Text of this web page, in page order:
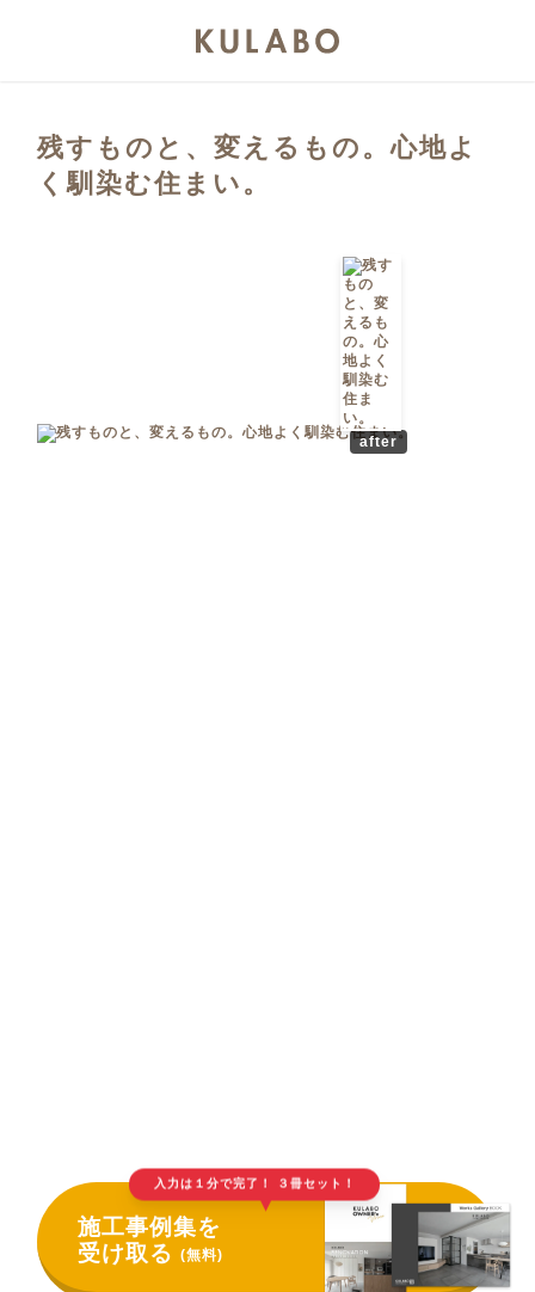
残すものと、変えるもの。心地よ
く馴染む住まい。
after
入力は１分で完了！ ３冊セット！
▲
施工事例集を
受け取る(無料)